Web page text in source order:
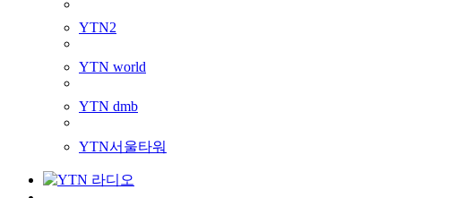
YTN2
YTN world
YTN dmb
YTN서울타워